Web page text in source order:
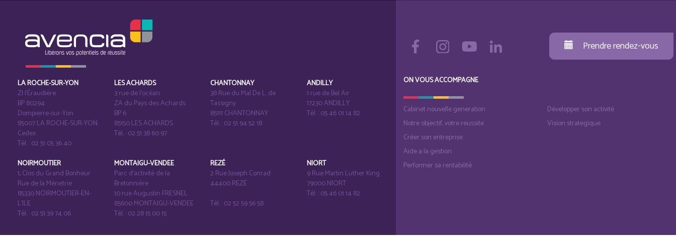
LA ROCHE-SUR-YON
ZI l‘Éraudière
BP 80294
Dompierre-sur-Yon
85007 LA ROCHE-SUR-YON
Cedex
Tél. : 02 51 05 36 40
LES ACHARDS
3 rue de l’océan
ZA du Pays des Achards
BP 6
85150 LES ACHARDS
Tél. : 02 51 38 60 97
CHANTONNAY
38 Rue du Mal De L. de
Tassigny
85111 CHANTONNAY
Tél. : 02 51 94 52 18
ANDILLY
1 rue de Bel Air
17230 ANDILLY
Tél. : 05 46 01 14 82
NOIRMOUTIER
1, Clos du Grand Bonheur
Rue de la Ménetrie
85330 NOIRMOUTIER-EN-
L'ILE
Tél. : 02 51 39 74 06
MONTAIGU-VENDEE
Parc d’activité de la
Bretonnière
10 rue Augustin FRESNEL
85600 MONTAIGU-VENDEE
Tél. : 02 28 15 00 15
REZÉ
2 Rue Joseph Conrad
44400 REZÉ
Tél. : 02 52 59 56 58
NIORT
9 Rue Martin Luther King
79000 NIORT
Tél. : 05 46 01 14 82
Prendre rendez-vous
ON VOUS ACCOMPAGNE
Cabinet nouvelle generation
Notre objectif, votre reussite
Créer son entreprise
Aide a la gestion
Performer sa rentabilité
Développer son activité
Vision strategique